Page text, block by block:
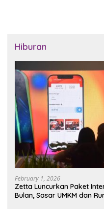
Hiburan
February 1, 2026
Zetta Luncurkan Paket
Bulan, Sasar UMKM dan